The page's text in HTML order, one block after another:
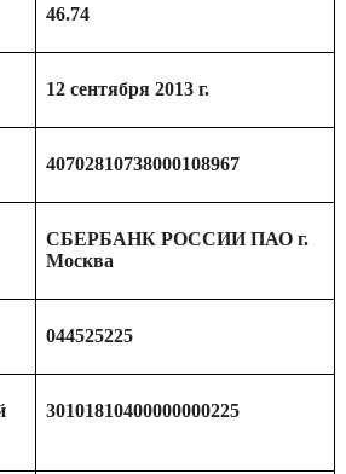
46.74
12 сентября 2013 г.
40702810738000108967
СБЕРБАНК РОССИИ ПАО г.
Москва
044525225
30101810400000000225